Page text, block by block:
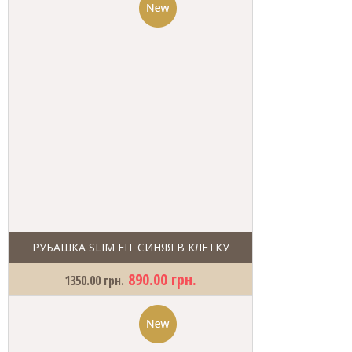
РУБАШКА SLIM FIT СИНЯЯ В КЛЕТКУ
1350.00 грн. 890.00 грн.